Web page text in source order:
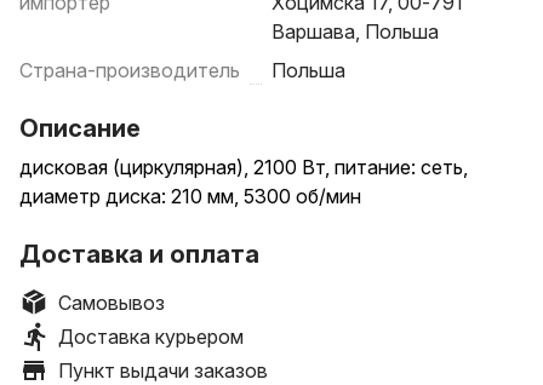
Варшава, Польша
Страна-производитель
Польша
Описание
дисковая (циркулярная), 2100 Вт, питание: сеть,
диаметр диска: 210 мм, 5300 об/мин
Доставка и оплата
Самовывоз
Доставка курьером
Пункт выдачи заказов